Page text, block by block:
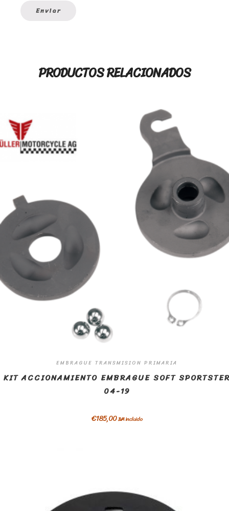
PRODUCTOS RELACIONADOS
EMBRAGUE TRANSMISION PRIMARIA
KIT ACCIONAMIENTO EMBRAGUE SOFT
04-19
€185,00IVA incluido